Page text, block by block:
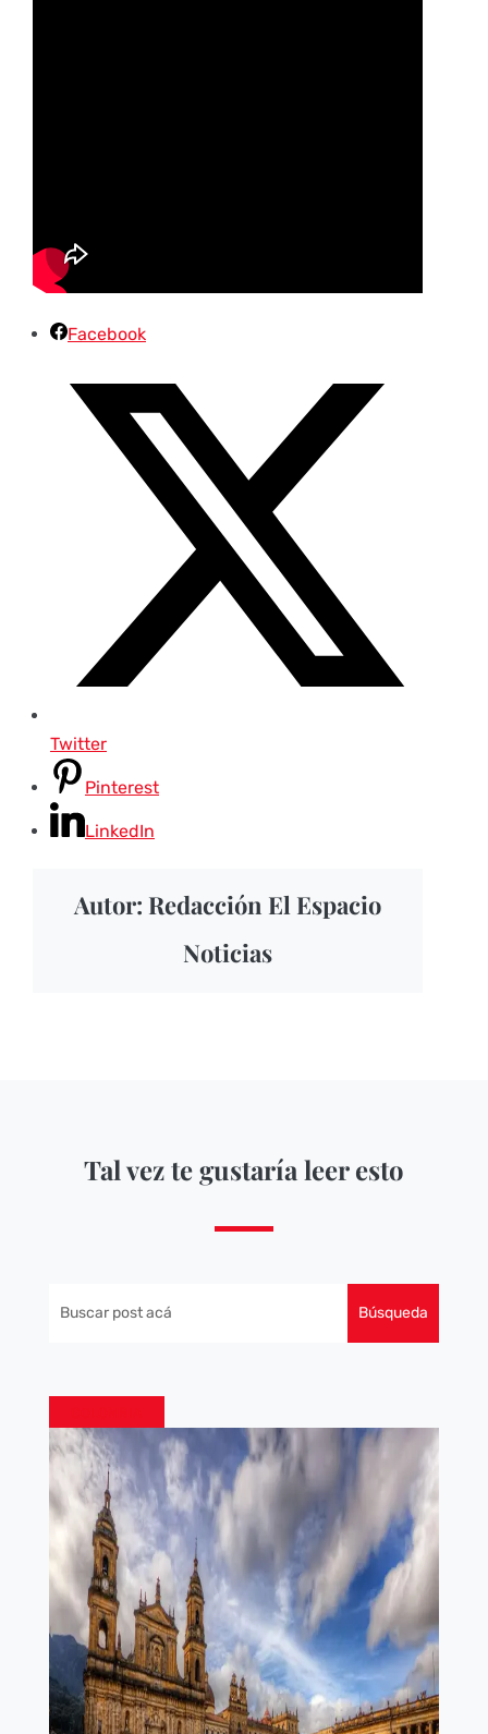
Facebook
Twitter
Pinterest
LinkedIn
Autor: Redacción El Espacio
Noticias
Tal vez te gustaría leer esto